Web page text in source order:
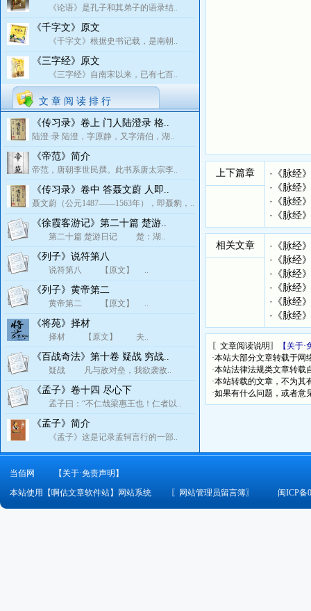
《论语》是孔子和其弟子的语录结..
《千字文》原文
《千字文》根据史书记载，是南朝..
《三字经》原文
《三字经》自南宋以来，已有七百..
文 章 阅 读 排 行
《传习录》卷上 门人陆澄录 格..
陆澄·录 陆澄，字原静，又字清伯，湖..
《帝范》简介
帝范，唐朝李世民撰。此书系唐太宗李..
《传习录》卷中 答聂文蔚 人即..
聂文蔚（公元1487——1563年），即聂豹，..
《徐霞客游记》第二十篇 楚游..
第二十篇 楚游日记 楚：湖..
《列子》说符第八
说符第八 【原文】 ..
《列子》黄帝第二
黄帝第二 【原文】 ..
《将苑》择材
择材 【原文】 夫..
《百战奇法》第十卷 疑战 穷战..
疑战 凡与敌对垒，我欲袭敌..
《孟子》卷十四 尽心下
孟子曰：“不仁哉梁惠王也！仁者以..
《孟子》简介
《孟子》这是记录孟轲言行的一部..
上下篇章 · 《脉经
· 《脉经
· 《脉经
· 《脉经
相关文章 · 《脉经
· 《脉经
· 《脉经
· 《脉经
· 《脉经
· 《脉经
〖文章阅读说明〗
【关于
·本站大部分文章转载于
·本站法律法规类文章转
·本站转载的文章，不为
·如果有什么问题，或者意
当佰网
【关于·免责声明】
本站使用【啊估文章软件站】网站系统
〖 网站管理员留言簿〗 闽ICP备